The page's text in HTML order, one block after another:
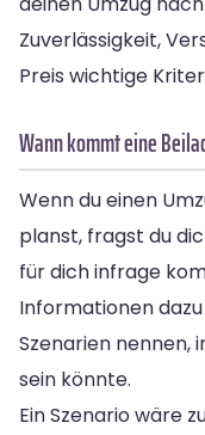
Zuverlässigkeit,
Preis wichtige
Wann kommt eine
Wenn du einen
planst, fragst du
für dich infrage
Informationen
Szenarien nennen,
sein könnte.
Ein Szenario wäre